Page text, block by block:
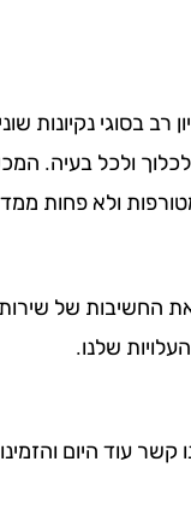
למעלה מ-20 שנים, ויש לנו ניסיון רב
ולכל בעיה.
ולא פחות
החשיבות של שירותי
שלנו.
עוד היום והזמינו